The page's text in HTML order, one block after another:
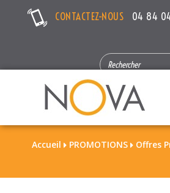
CONTACTEZ-NOUS 04 84
SEARCH
FOR:
Accueil  PROMOTIONS  Offres